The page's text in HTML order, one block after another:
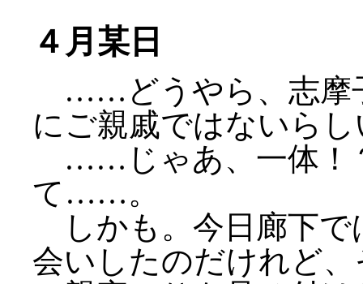
４月某日
……どうやら、志摩
にご親戚ではないらし
……じゃあ、一体
て……。
しかも。今日廊下で
会いしたのだけれど